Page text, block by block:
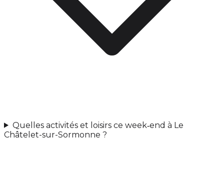
Quelles activités et loisirs ce week‑end à Le
Châtelet-sur-Sormonne ?